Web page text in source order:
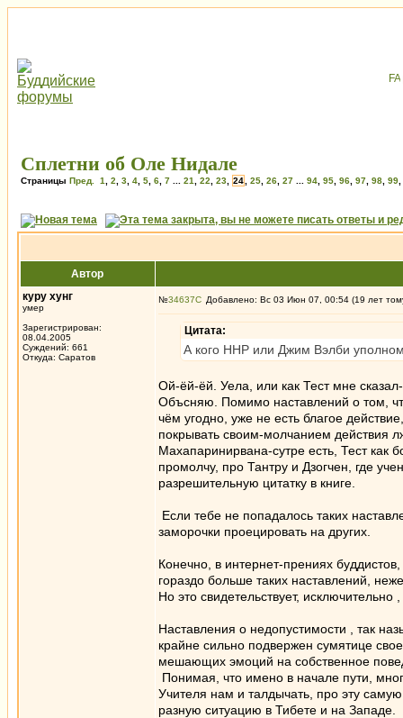
Сплетни об Оле Нидале
Страницы Пред. 1 2 3 4 5 6 7 21 22 23 24 25 26 27 94 95 96 97 98 99
Автор
куру хунг
умер
Зарегистрирован:
08.04.2005
Суждений: 661
Откуда: Саратов
№34637 Добавлено: Вс 03 Июн 07, 00:54 (19 лет
Цитата:
А кого ННР или Джим Вэлби
Ой-ёй-ёй. Уела, или как Тест мне
Объсняю. Помимо наставлений о том,
чём угодно, уже не есть благое
покрывать своим-молчанием действия
Махапаринирвана-сутре есть, Тест как
промолчу, про Тантру и Дзогчен, где
разрешительную цитатку в книге.
Если тебе не попадалось таких
заморочки проецировать на других.
Конечно, в интернет-прениях
гораздо больше таких наставлений,
Но это свидетельствует,
Наставления о недопустимости , так
крайне сильно подвержен сумятице
мешающих эмоций на собственное
Понимая, что имено в начале пути,
Учителя нам и талдычать, про эту
разную ситуацию в Тибете и на Западе.